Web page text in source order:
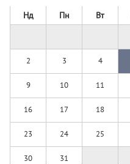
Нд Пн Вт
2 3 4
9 10 11
16 17 18
23 24 25
30 31